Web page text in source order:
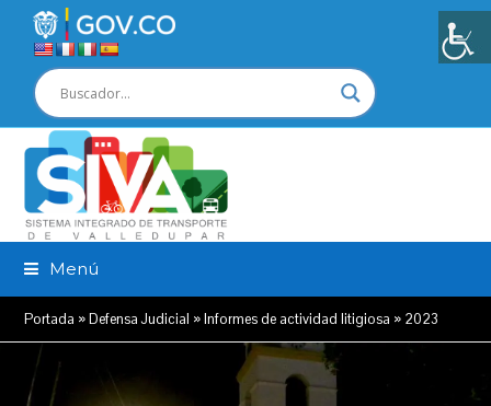
Menú
Portada »Defensa Judicial »Informes de actividad litigiosa » 2023